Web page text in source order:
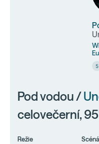
5
Pod vodou /
celovečerní,
Režie